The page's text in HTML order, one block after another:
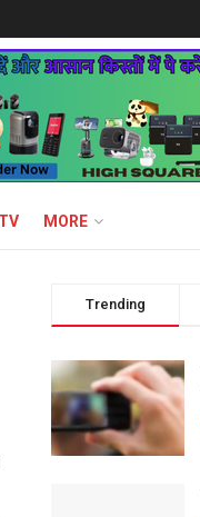
MORE
Trending